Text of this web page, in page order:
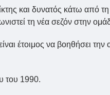
και δυνατός κάτω από
τη νέα σεζόν στην
έτοιμος να βοηθήσει
του 1990.